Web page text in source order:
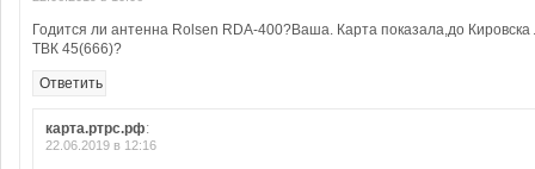
Годится ли антенна Rolsen RDA-400?Ваша. Карта показала,до
ТВК 45(666)?
Ответить
карта.ртрс.рф:
22.06.2019 в 12:16